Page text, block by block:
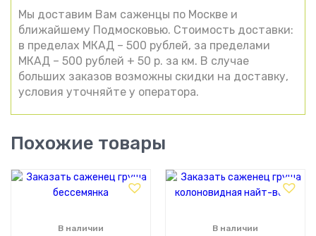
Мы доставим Вам саженцы по Москве и
ближайшему Подмосковью. Стоимость доставки:
в пределах МКАД – 500 рублей, за пределами
МКАД – 500 рублей + 50 р. за км. В случае
больших заказов возможны скидки на доставку,
условия уточняйте у оператора.
Похожие товары
В наличии В наличии